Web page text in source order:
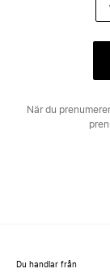
När du
Du handlar från